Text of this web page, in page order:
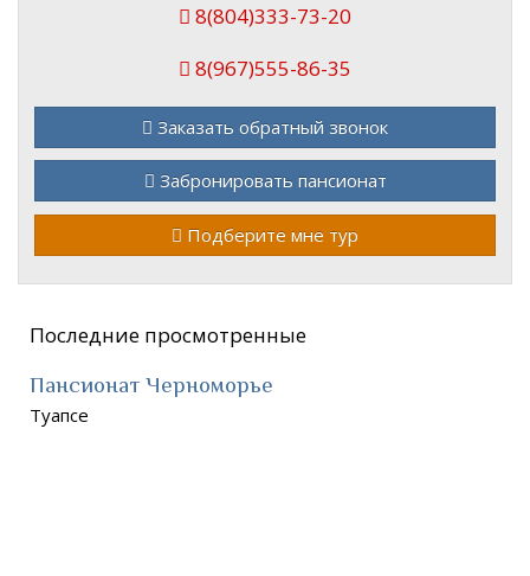
8(804)333-73-20
8(967)555-86-35
Заказать обратный звонок
Забронировать пансионат
Подберите мне тур
Последние просмотренные
Пансионат Черноморье
Туапсе